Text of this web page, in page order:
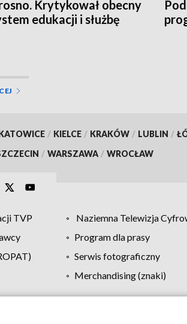
Krytykował obecny
edukacji i służbę
/ KIELCE / KRAKÓW / LUBLIN /
/ WARSZAWA / WROCŁAW
TVP Naziemna Telewizja
Program dla prasy
Serwis fotograficzny
Merchandising (znaki)